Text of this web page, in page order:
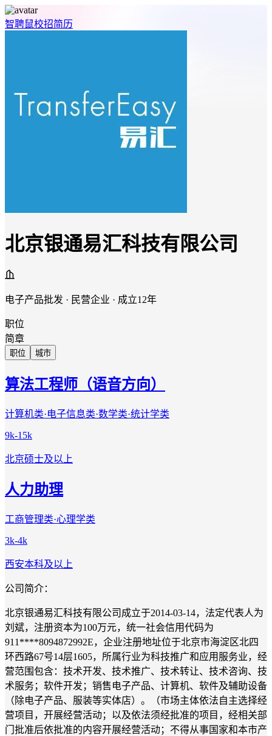
智聘鼠校招简历
北京银通易汇科技有限公司
电子产品批发 · 民营企业 · 成立12年
职位
简章
职位 城市
算法工程师（语音方向）
计算机类·电子信息类·数学类·统计学类
9k-15k
北京硕士及以上
人力助理
工商管理类·心理学类
3k-4k
西安本科及以上
公司简介：
北京银通易汇科技有限公司成立于2014-03-14，法定代表人为
刘斌，注册资本为100万元，统一社会信用代码为
911****8094872992E，企业注册地址位于北京市海淀区北四
环西路67号14层1605，所属行业为科技推广和应用服务业，经
营范围包含：技术开发、技术推广、技术转让、技术咨询、技
术服务；软件开发；销售电子产品、计算机、软件及辅助设备
（除电子产品、服装等实体店）。（市场主体依法自主选择经
营项目，开展经营活动；以及依法须经批准的项目，经相关部
门批准后依批准的内容开展经营活动；不得从事国家和本市产